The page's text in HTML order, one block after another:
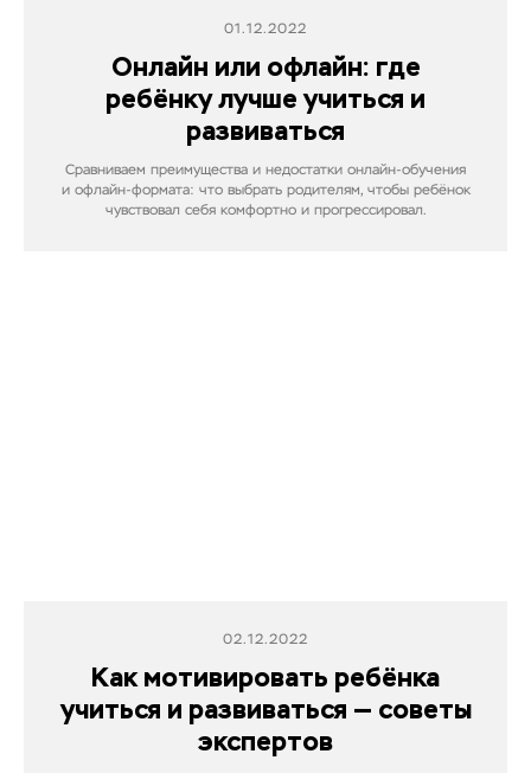
01.12.2022
Онлайн или офлайн: где
ребёнку лучше учиться и
развиваться
Сравниваем преимущества и недостатки онлайн-обучения
и офлайн-формата: что выбрать родителям, чтобы ребёнок
чувствовал себя комфортно и прогрессировал.
02.12.2022
Как мотивировать ребёнка
учиться и развиваться — советы
экспертов